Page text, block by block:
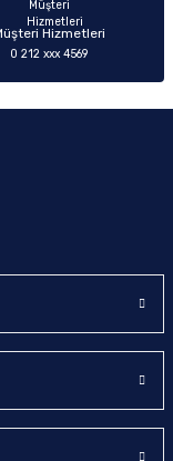
Hizmetleri
0 212 xxx 4569